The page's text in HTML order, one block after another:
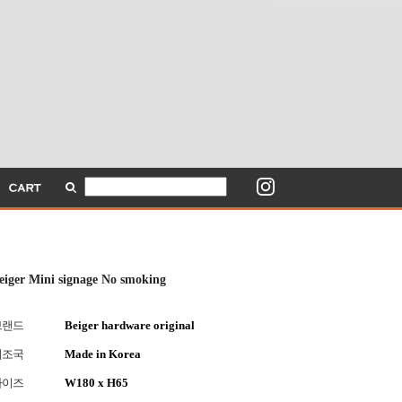
Mini signage No smoking
드 Beiger hardware original
국 Made in Korea
즈 W180 x H65